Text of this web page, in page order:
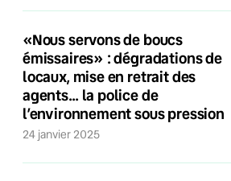
«Nous servons de boucs
émissaires» : dégradations de
locaux, mise en retrait des
agents… la police de
l’environnement sous pression
24 janvier 2025